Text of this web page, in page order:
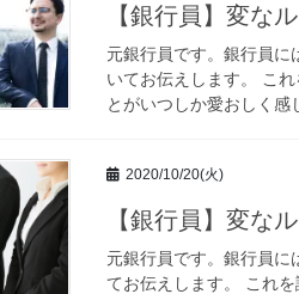
【銀行員】変な
元銀行員です。銀行員に
いてお伝えします。 こ
とがいつしか愛おしく
2020/10/20(火)
【銀行員】変な
元銀行員です。銀行員に
てお伝えします。 これ